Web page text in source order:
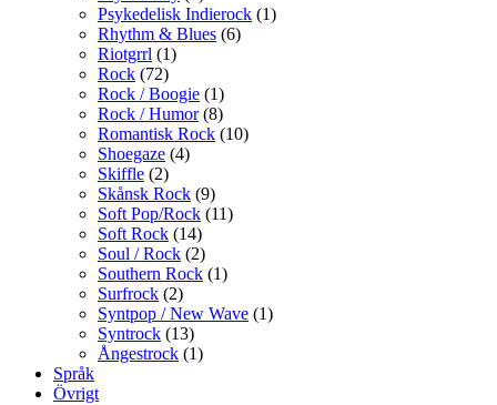
Psykedelisk Indierock (1)
Rhythm & Blues (6)
Riotgrrl (1)
Rock (72)
Rock / Boogie (1)
Rock / Humor(8)
Romantisk Rock (10)
Shoegaze (4)
Skiffle (2)
Skånsk Rock (9)
Soft Pop/Rock (11)
Soft Rock (14)
Soul / Rock (2)
Southern Rock (1)
Surfrock (2)
Syntpop / New Wave (1)
Syntrock (13)
Ångestrock (1)
Språk
Övrigt